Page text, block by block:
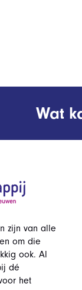
Wat
zijn van alle
om die
ook. Al
dé
het